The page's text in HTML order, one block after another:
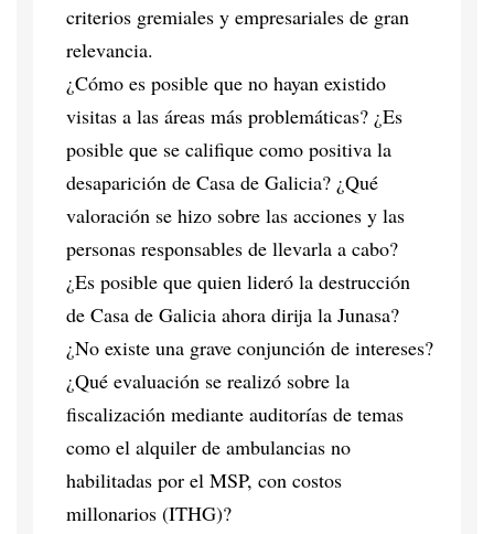
criterios gremiales y empresariales de gran
relevancia.
¿Cómo es posible que no hayan existido
visitas a las áreas más problemáticas? ¿Es
posible que se califique como positiva la
desaparición de Casa de Galicia? ¿Qué
valoración se hizo sobre las acciones y las
personas responsables de llevarla a cabo?
¿Es posible que quien lideró la destrucción
de Casa de Galicia ahora dirija la Junasa?
¿No existe una grave conjunción de intereses?
¿Qué evaluación se realizó sobre la
fiscalización mediante auditorías de temas
como el alquiler de ambulancias no
habilitadas por el MSP, con costos
millonarios (ITHG)?